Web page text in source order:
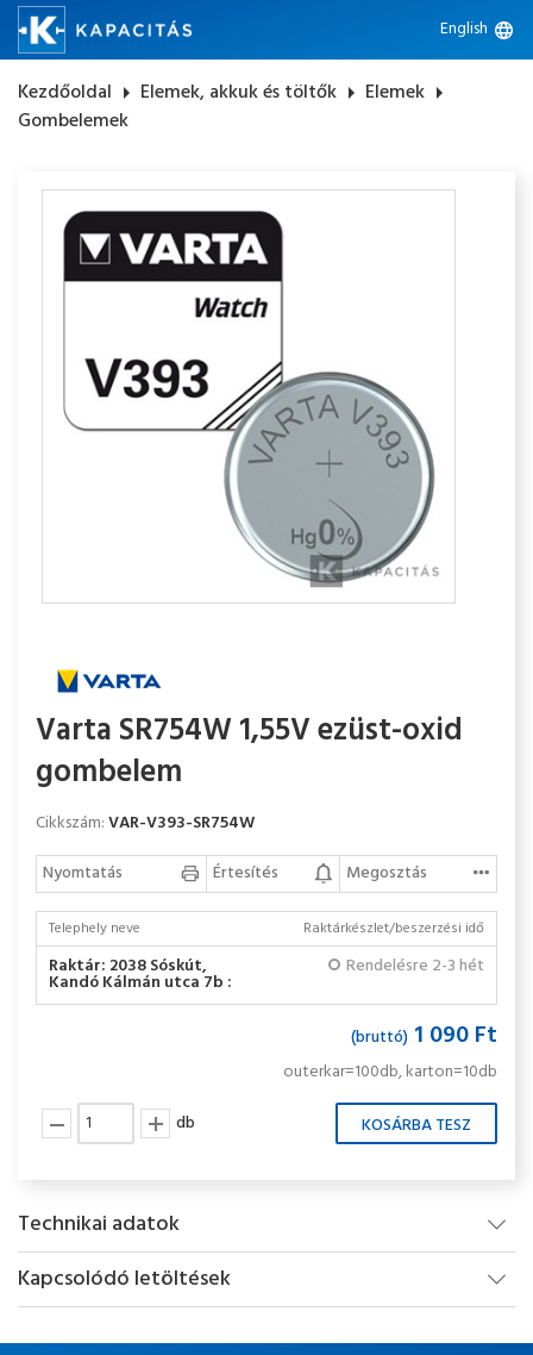
English language
Kezdőoldal arrow_right Elemek, akkuk és töltők arrow_right Elemek arrow_right
Gombelemek
Varta SR754W 1,55V ezüst-oxid
gombelem
Cikkszám:VAR-V393-SR754W
Nyomtatás
Értesítés Megosztás
Telephely neve Raktárkészlet/beszerzési idő
Raktár: 2038 Sóskút,
Kandó Kálmán utca 7b :
Rendelésre 2-3 hét
(bruttó) 1 090 Ft
outerkar=100db, karton=10db
db
Technikai adatok
Kapcsolódó letöltések